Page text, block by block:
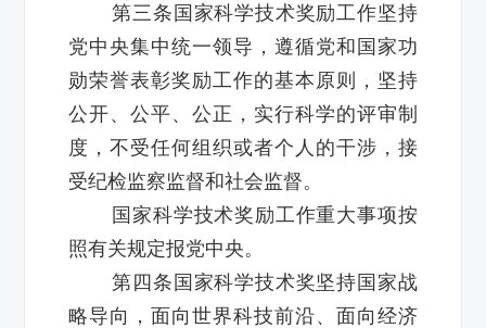
第三条国家科学技术奖励工作坚持
党中央集中统一领导，遵循党和国家功
勋荣誉表彰奖励工作的基本原则，坚持
公开、公平、公正，实行科学的评审制
度，不受任何组织或者个人的干涉，接
受纪检监察监督和社会监督。
国家科学技术奖励工作重大事项按
照有关规定报党中央。
第四条国家科学技术奖坚持国家战
略导向，面向世界科技前沿、面向经济